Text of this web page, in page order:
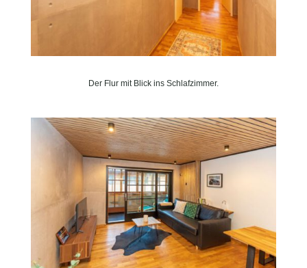
Der Flur mit Blick ins Schlafzimmer.